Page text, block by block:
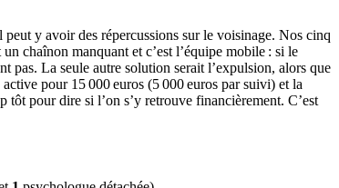
y avoir des répercussions sur le voisinage. Nos cinq
chaînon manquant et c’est l’équipe mobile : si le
pas. La seule autre solution serait l’expulsion, alors que
pour 15 000 euros (5 000 euros par suivi) et la
pour dire si l’on s’y retrouve financièrement. C’est